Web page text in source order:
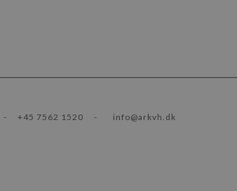
- +45 7562 1520 - info@arkvh.dk